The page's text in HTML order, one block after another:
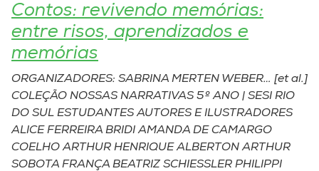
Contos: revivendo memórias:
entre risos, aprendizados e
memórias
ORGANIZADORES: SABRINA MERTEN WEBER… [et al.]
COLEÇÃO NOSSAS NARRATIVAS 5º ANO | SESI RIO
DO SUL ESTUDANTES AUTORES E ILUSTRADORES
ALICE FERREIRA BRIDI AMANDA DE CAMARGO
COELHO ARTHUR HENRIQUE ALBERTON ARTHUR
SOBOTA FRANÇA BEATRIZ SCHIESSLER PHILIPPI